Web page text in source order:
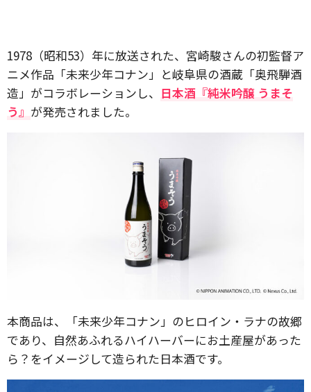
1978（昭和53）年に放送された、宮崎駿さんの初監督ア
ニメ作品「未来少年コナン」と岐阜県の酒蔵「奥飛騨酒
造」がコラボレーションし、 日本酒『純米吟醸 うまそ
う』 が発売されました。
本商品は、「未来少年コナン」のヒロイン・ラナの故郷
であり、自然あふれるハイハーバーにお土産屋があった
ら？をイメージして造られた日本酒です。